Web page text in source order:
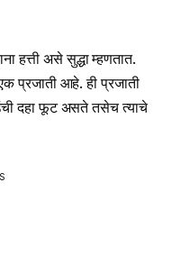
हत्ती असे सुद्धा म्हणतात.
प्रजाती आहे. ही प्रजाती
उंची दहा फूट असते तसेच त्याचे